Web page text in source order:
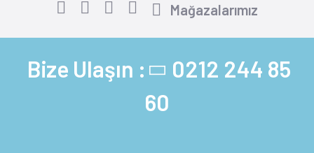
Mağazalarımız
Bize Ulaşın : 0212 244 85
60